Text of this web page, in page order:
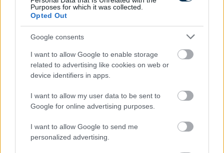
Purposes for which it was collected.
Opted Out
Google consents
I want to allow Google to enable storage
related to advertising like cookies on web or
device identifiers in apps.
I want to allow my user data to be sent to
Google for online advertising purposes.
I want to allow Google to send me
personalized advertising.
Magyar infláció 2026 július - rekord alacsony szinten a